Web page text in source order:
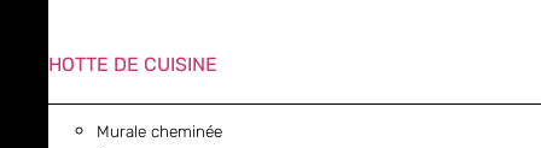
HOTTE DE CUISINE
Murale cheminée